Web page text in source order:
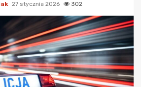
27 stycznia 2026 302